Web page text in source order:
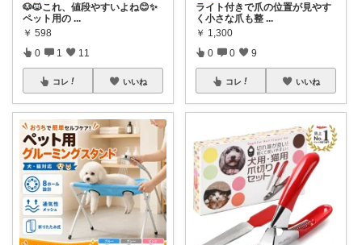
🐶🐱これ、値段やすいよね😊✨
ペット用の ...
￥ 598
0 1 11
コレ いいね
ライト付きで爪の位置が見やす
く小さな爪も整 ...
￥ 1,300
0 0 9
コレ いいね